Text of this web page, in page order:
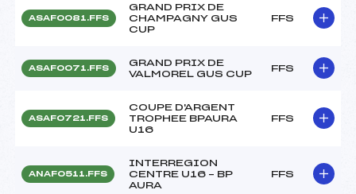
ASAF0081.FFS
GRAND PRIX DE
CHAMPAGNY GUS
CUP
FFS
ASAF0071.FFS
GRAND PRIX DE
VALMOREL GUS CUP
FFS
ASAF0721.FFS
COUPE D'ARGENT
TROPHEE BPAURA
U16
FFS
ANAF0511.FFS
INTERREGION
CENTRE U16 – BP
AURA
FFS